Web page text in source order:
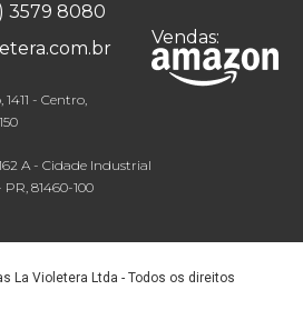
3579 8080
- Centro,
A - Cidade Industrial
81460-100
Vendas:
La Violetera Ltda - Todos os direitos